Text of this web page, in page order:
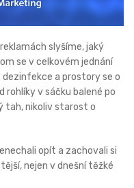
slyšíme, jaký
se v celkovém jednání
dezinfekce a prostory se o
rohlíky v sáčku balené po
tah, nikoliv starost o
opít a zachovali si
nejen v dnešní těžké